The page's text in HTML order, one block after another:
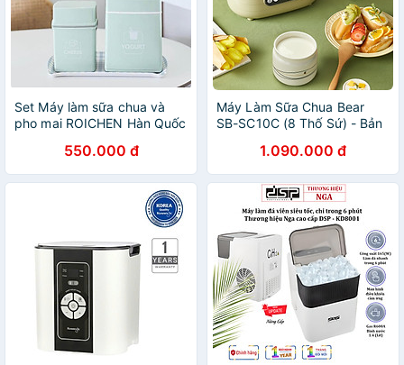
Set Máy làm sữa chua và
pho mai ROICHEN Hàn Quốc
550.000 đ
Máy Làm Sữa Chua Bear
SB-SC10C (8 Thố Sứ) - Bản
1.090.000 đ